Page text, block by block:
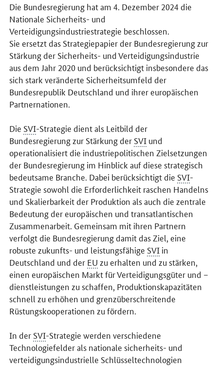
Die Bundesregierung hat am 4. Dezember 2024 die
Nationale Sicherheits- und
Verteidigungsindustriestrategie beschlossen.
Sie ersetzt das Strategiepapier der Bundesregierung zur
Stärkung der Sicherheits- und Verteidigungsindustrie
aus dem Jahr 2020 und berücksichtigt insbesondere das
sich stark veränderte Sicherheitsumfeld der
Bundesrepublik Deutschland und ihrer europäischen
Partnernationen.
Die SVI-Strategie dient als Leitbild der
Bundesregierung zur Stärkung der SVI und
operationalisiert die industriepolitischen Zielsetzungen
der Bundesregierung im Hinblick auf diese strategisch
bedeutsame Branche. Dabei berücksichtigt die SVI-
Strategie sowohl die Erforderlichkeit raschen Handelns
und Skalierbarkeit der Produktion als auch die zentrale
Bedeutung der europäischen und transatlantischen
Zusammenarbeit. Gemeinsam mit ihren Partnern
verfolgt die Bundesregierung damit das Ziel, eine
robuste zukunfts- und leistungsfähige SVI in
Deutschland und der EU zu erhalten und zu stärken,
einen europäischen Markt für Verteidigungsgüter und –
dienstleistungen zu schaffen, Produktionskapazitäten
schnell zu erhöhen und grenzüberschreitende
Rüstungskooperationen zu fördern.
In der SVI-Strategie werden verschiedene
Technologiefelder als nationale sicherheits- und
verteidigungsindustrielle Schlüsseltechnologien